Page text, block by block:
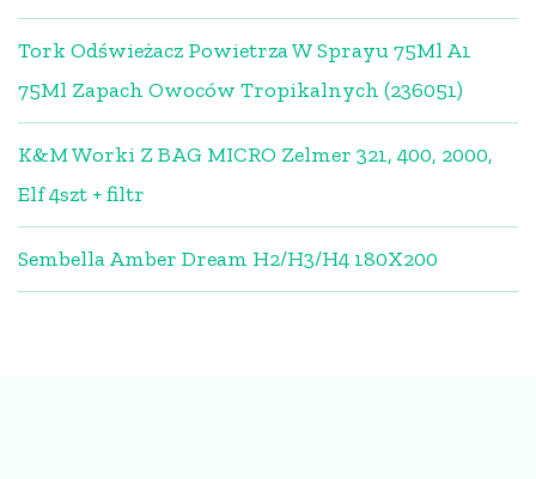
Tork Odświeżacz Powietrza W Sprayu 75Ml A1
75Ml Zapach Owoców Tropikalnych (236051)
K&M Worki Z BAG MICRO Zelmer 321, 400, 2000,
Elf 4szt + filtr
Sembella Amber Dream H2/H3/H4 180X200